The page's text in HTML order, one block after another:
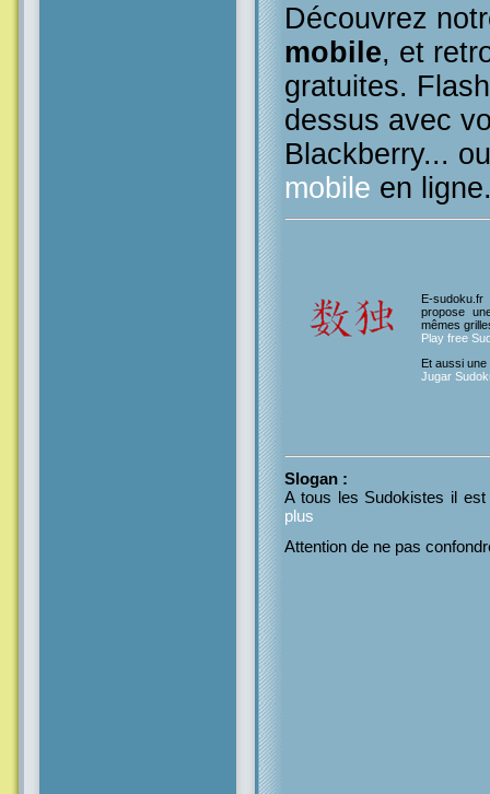
Découvrez
mobile, et
gratuites.
dessus avec
Blackberry...
mobile en
E-
propose
mêmes
Play free
Et aussi
Jugar
Slogan :
A tous les Sudokistes il
plus
Attention de ne pas